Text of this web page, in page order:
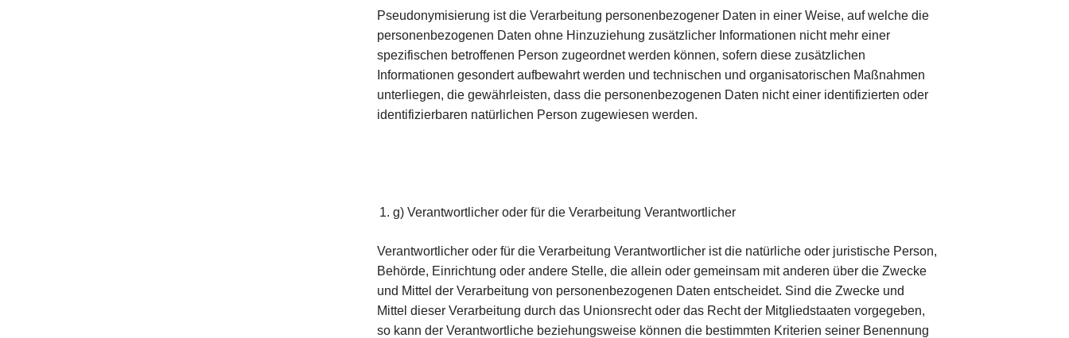
Pseudonymisierung ist die Verarbeitung personenbezogener Daten in einer Weise, auf welche die
personenbezogenen Daten ohne Hinzuziehung zusätzlicher Informationen nicht mehr einer
spezifischen betroffenen Person zugeordnet werden können, sofern diese zusätzlichen
Informationen gesondert aufbewahrt werden und technischen und organisatorischen Maßnahmen
unterliegen, die gewährleisten, dass die personenbezogenen Daten nicht einer identifizierten oder
identifizierbaren natürlichen Person zugewiesen werden.
g) Verantwortlicher oder für die Verarbeitung Verantwortlicher
Verantwortlicher oder für die Verarbeitung Verantwortlicher ist die natürliche oder juristische Person,
Behörde, Einrichtung oder andere Stelle, die allein oder gemeinsam mit anderen über die Zwecke
und Mittel der Verarbeitung von personenbezogenen Daten entscheidet. Sind die Zwecke und
Mittel dieser Verarbeitung durch das Unionsrecht oder das Recht der Mitgliedstaaten vorgegeben,
so kann der Verantwortliche beziehungsweise können die bestimmten Kriterien seiner Benennung